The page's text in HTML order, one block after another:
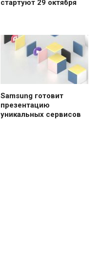
стартуют 29 октября
Samsung готовит
презентацию
уникальных сервисов